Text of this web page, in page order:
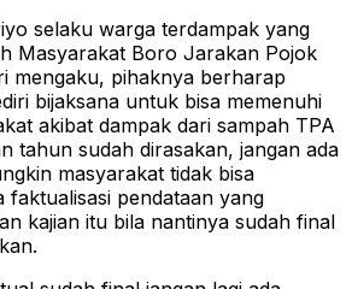
selaku warga terdampak yang
Masyarakat Boro Jarakan Pojok
mengaku, pihaknya berharap
bijaksana untuk bisa memenuhi
akibat dampak dari sampah TPA
tahun sudah dirasakan, jangan ada
masyarakat tidak bisa
faktualisasi pendataan yang
kajian itu bila nantinya sudah final